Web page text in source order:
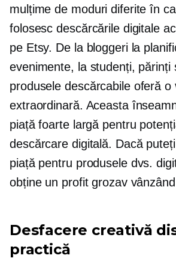
mulțime de moduri diferite în
folosesc descărcările digitale
pe Etsy. De la bloggeri la
evenimente, la studenți, părinți
produsele descărcabile oferă o
extraordinară. Aceasta
piață foarte largă pentru
descărcare digitală. Dacă
piață pentru produsele dvs.
obține un profit grozav
Desfacere creativă
practică